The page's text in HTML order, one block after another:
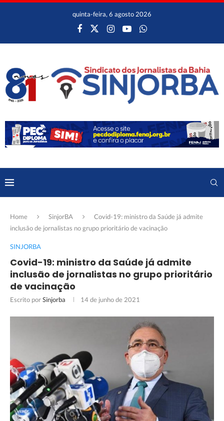
quinta-feira, 6 agosto 2026
Home SinjorBA
Covid-19: ministro da Saúde já admite
inclusão de jornalistas no grupo prioritário de vacinação
SINJORBA
Covid-19: ministro da Saúde já admite
inclusão de jornalistas no grupo prioritário
de vacinação
Escrito porSinjorba 14 de junho de 2021